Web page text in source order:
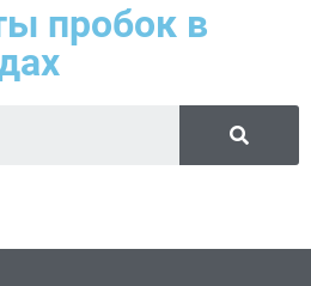
пробок в